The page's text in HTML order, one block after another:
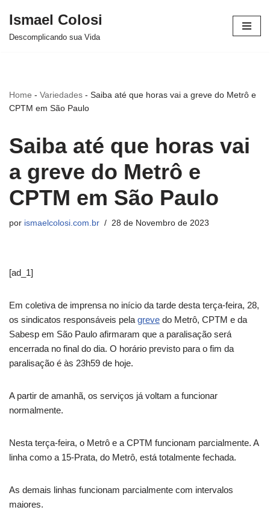
Avançar
Ismael Colosi
Descomplicando sua Vida
Home - Variedades - Saiba até que horas vai a greve do Metrô e
CPTM em São Paulo
Saiba até que horas vai
a greve do Metrô e
CPTM em São Paulo
por ismaelcolosi.com.br 28 de Novembro de 2023
[ad_1]
Em coletiva de imprensa no início da tarde desta terça-feira, 28,
os sindicatos responsáveis pela greve do Metrô, CPTM e da
Sabesp em São Paulo afirmaram que a paralisação será
encerrada no final do dia. O horário previsto para o fim da
paralisação é às 23h59 de hoje.
A partir de amanhã, os serviços já voltam a funcionar
normalmente.
Nesta terça-feira, o Metrô e a CPTM funcionam parcialmente. A
linha como a 15-Prata, do Metrô, está totalmente fechada.
As demais linhas funcionam parcialmente com intervalos
maiores.